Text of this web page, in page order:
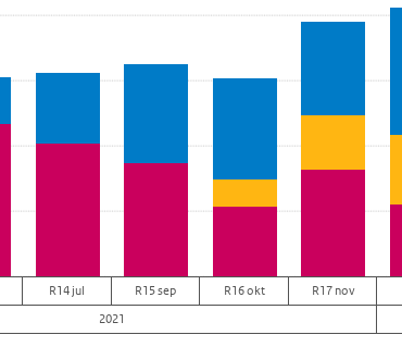
2021
R14 jul R15 sep R16 okt R17 nov